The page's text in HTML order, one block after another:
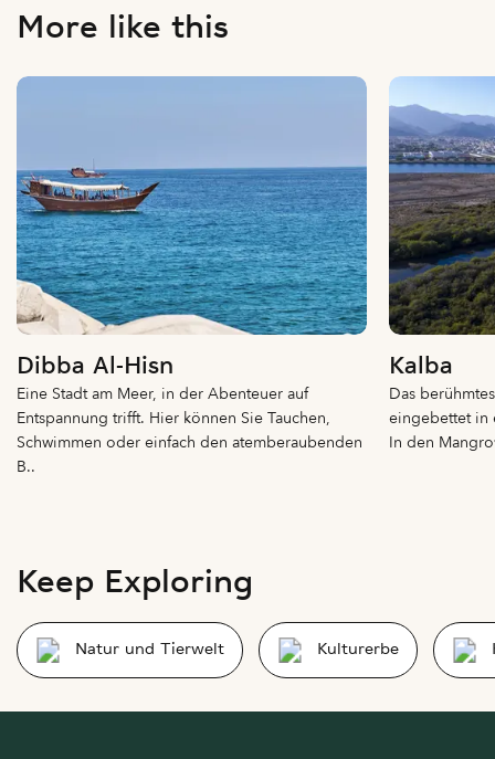
More like this
Dibba Al-Hisn
Eine Stadt am Meer, in der Abenteuer auf
Entspannung trifft. Hier können Sie Tauchen,
Schwimmen oder einfach den atemberaubenden
B..
Kalba
Das
eingebettet in
In den
Keep Exploring
Natur und Tierwelt Kulturerbe